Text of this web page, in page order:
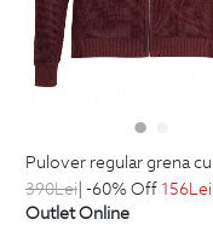
pulover regular grena cu fermoar din bumbac si acril
390Lei| -60% Off 156Lei
Outlet Online